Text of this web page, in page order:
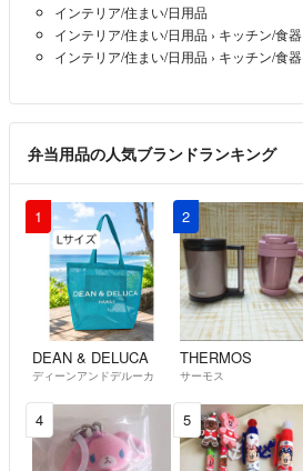
インテリア/住まい/日用品
インテリア/住まい/日用品 › キッチン/食器
インテリア/住まい/日用品 › キッチン/食器
弁当用品の人気ブランドランキング
1
DEAN & DELUCA
ディーンアンドデルーカ
2
THERMOS
サーモス
4 5